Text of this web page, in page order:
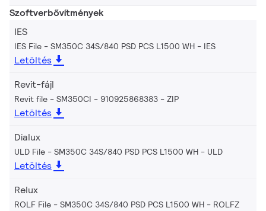
Szoftverbővítmények
IES
IES File - SM350C 34S/840 PSD PCS L1500 WH IES
Letöltés
Revit-fájl
Revit file - SM350CI - 910925868383 ZIP
Letöltés
Dialux
ULD File - SM350C 34S/840 PSD PCS L1500 WH ULD
Letöltés
Relux
ROLF File - SM350C 34S/840 PSD PCS L1500 WH ROLFZ